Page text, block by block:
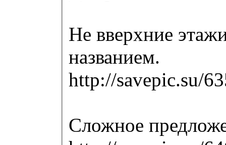
Не вверхние
названием.
http://savepic.su/
Сложное